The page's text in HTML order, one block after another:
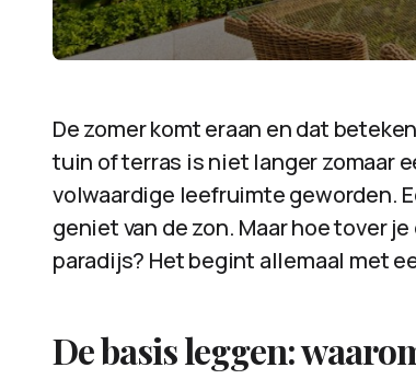
De zomer komt eraan en dat
tuin of terras is niet langer zomaar
volwaardige leefruimte geworden.
geniet van de zon. Maar hoe tover
paradijs? Het begint allemaal met
De basis leggen: